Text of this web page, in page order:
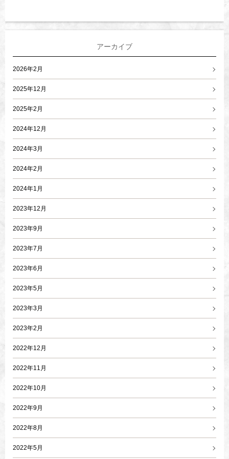
アーカイブ
2026年2月
2025年12月
2025年2月
2024年12月
2024年3月
2024年2月
2024年1月
2023年12月
2023年9月
2023年7月
2023年6月
2023年5月
2023年3月
2023年2月
2022年12月
2022年11月
2022年10月
2022年9月
2022年8月
2022年5月